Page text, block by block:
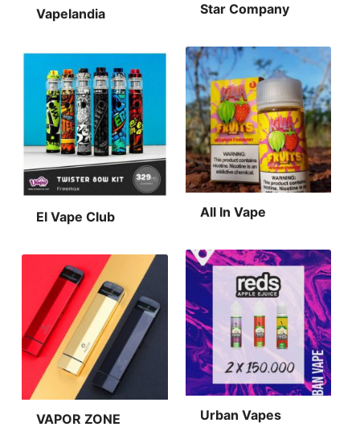
Star Company
Vapelandia
All In Vape
El Vape Club
Urban Vapes
VAPOR ZONE